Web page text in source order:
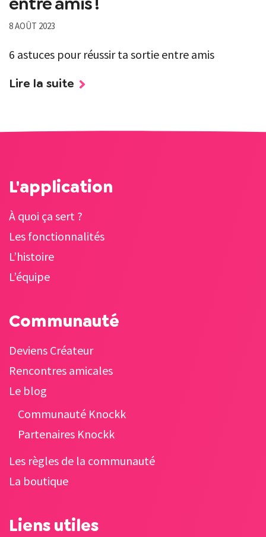
8 AOÛT 2023
6 astuces pour réussir ta sortie entre amis
Lire la suite
L'application
À quoi ça sert ?
Les fonctionnalités
L’histoire
L’équipe
Communauté
Deviens Créateur
Rencontres amicales
Le blog
Communauté Knockk
Partenaires Knockk
Les règles de la communauté
La boutique
Liens utiles